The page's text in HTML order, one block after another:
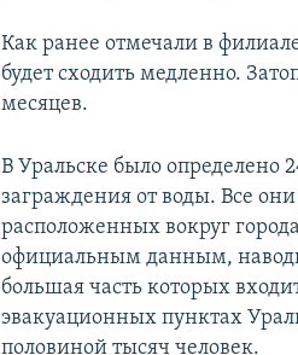
Как ранее отмечали в
будет сходить медленно.
месяцев.
В Уральске было определено
заграждения от воды. Все
расположенных вокруг
официальным данным,
большая часть которых
эвакуационных пунктах
половиной тысяч человек.